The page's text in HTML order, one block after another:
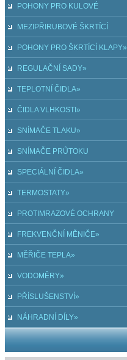
POHONY PRO KULOVÉ
VENTILY»
MEZIPŘIRUBOVÉ ŠKRTÍCÍ
KLAPY»
POHONY PRO ŠKRTÍCÍ KLAPY»
REGULAČNÍ SADY»
TEPLOTNÍ ČIDLA»
ČIDLA VLHKOSTI»
SNÍMAČE TLAKU»
SNÍMAČE PRŮTOKU
SPECIÁLNÍ ČIDLA»
TERMOSTATY»
PROTIMRAZOVÉ OCHRANY
FREKVENČNÍ MĚNIČE»
MĚŘIČE TEPLA»
VODOMĚRY»
PŘÍSLUŠENSTVÍ»
NÁHRADNÍ DÍLY»